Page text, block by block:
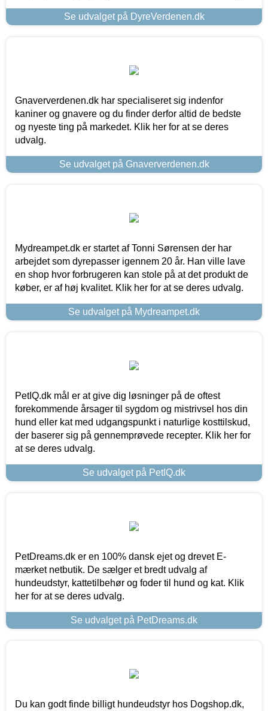
Se udvalget på DyreVerdenen.dk
Gnaververdenen.dk har specialiseret sig indenfor
kaniner og gnavere og du finder derfor altid de bedste
og nyeste ting på markedet. Klik her for at se deres
udvalg.
Se udvalget på Gnaververdenen.dk
Mydreampet.dk er startet af Tonni Sørensen der har
arbejdet som dyrepasser igennem 20 år. Han ville lave
en shop hvor forbrugeren kan stole på at det produkt de
køber, er af høj kvalitet. Klik her for at se deres udvalg.
Se udvalget på Mydreampet.dk
PetIQ.dk mål er at give dig løsninger på de oftest
forekommende årsager til sygdom og mistrivsel hos din
hund eller kat med udgangspunkt i naturlige kosttilskud,
der baserer sig på gennemprøvede recepter. Klik her for
at se deres udvalg.
Se udvalget på PetIQ.dk
PetDreams.dk er en 100% dansk ejet og drevet E-
mærket netbutik. De sælger et bredt udvalg af
hundeudstyr, kattetilbehør og foder til hund og kat. Klik
her for at se deres udvalg.
Se udvalget på PetDreams.dk
Du kan godt finde billigt hundeudstyr hos Dogshop.dk,